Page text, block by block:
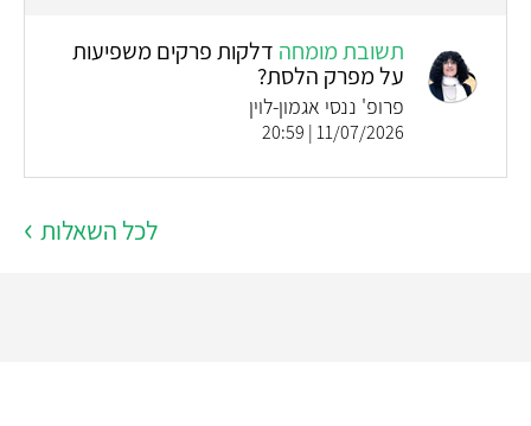
תשובת מומחה דלקות פרקים משפיעות
על מפרק הלסת?
פרופ' ננסי אגמון-לוין
11/07/2026 | 20:59
לכל השאלות